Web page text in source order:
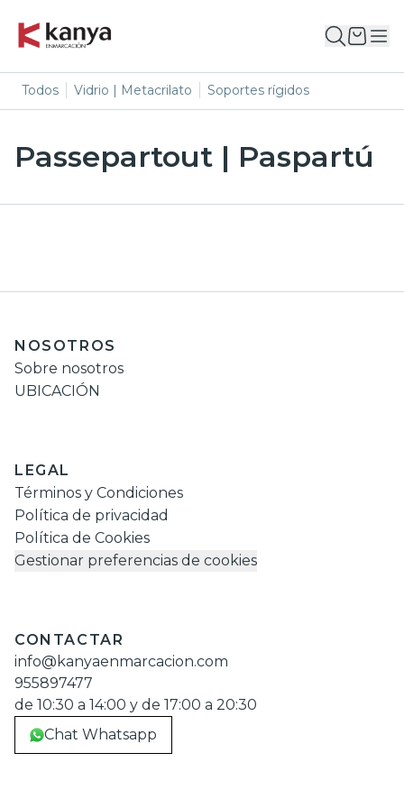
Todos Vidrio | Metacrilato Soportes rígidos
Passepartout | Paspartú
NOSOTROS
Sobre nosotros
UBICACIÓN
LEGAL
Términos y Condiciones
Política de privacidad
Política de Cookies
Gestionar preferencias de cookies
CONTACTAR
info@kanyaenmarcacion.com
955897477
de 10:30 a 14:00 y de 17:00 a 20:30
Chat Whatsapp